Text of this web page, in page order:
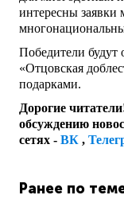
интересны
Победители будут
«Отцовская
подарками.
Дорогие
обсуждению
сетях - ВК ,
Ранее по